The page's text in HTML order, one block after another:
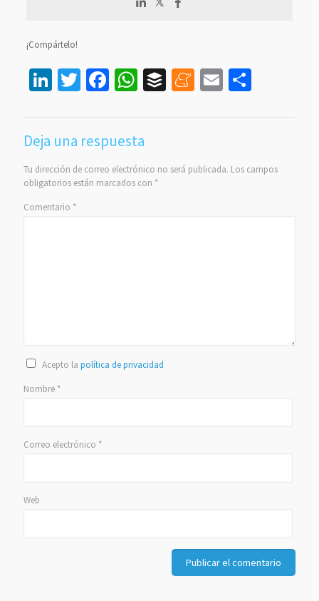
¡Compártelo!
LinkedIn
Twitter
Facebook
WhatsApp
BufferMeneame
Email
Deja una respuesta
Tu dirección de correo electrónico no será publicada. Los campos
obligatorios están marcados con *
Comentario *
Acepto la política de privacidad
Nombre *
Correo electrónico *
Web